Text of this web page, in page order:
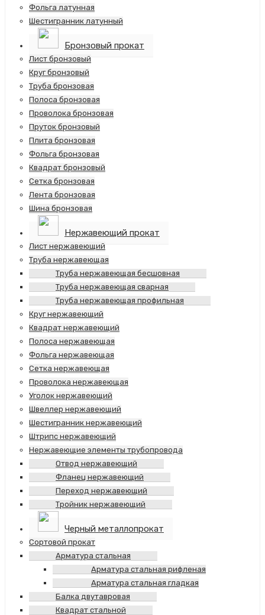
Фольга латунная
Шестигранник латунный
Бронзовый прокат
Лист бронзовый
Круг бронзовый
Труба бронзовая
Полоса бронзовая
Проволока бронзовая
Пруток бронзовый
Плита бронзовая
Фольга бронзовая
Квадрат бронзовый
Сетка бронзовая
Лента бронзовая
Шина бронзовая
Нержавеющий прокат
Лист нержавеющий
Труба нержавеющая
Труба нержавеющая бесшовная
Труба нержавеющая сварная
Труба нержавеющая профильная
Круг нержавеющий
Квадрат нержавеющий
Полоса нержавеющая
Фольга нержавеющая
Сетка нержавеющая
Проволока нержавеющая
Уголок нержавеющий
Швеллер нержавеющий
Шестигранник нержавеющий
Штрипс нержавеющий
Нержавеющие элементы трубопровода
Отвод нержавеющий
Фланец нержавеющий
Переход нержавеющий
Тройник нержавеющий
Черный металлопрокат
Сортовой прокат
Арматура стальная
Арматура стальная рифленая
Арматура стальная гладкая
Балка двутавровая
Квадрат стальной